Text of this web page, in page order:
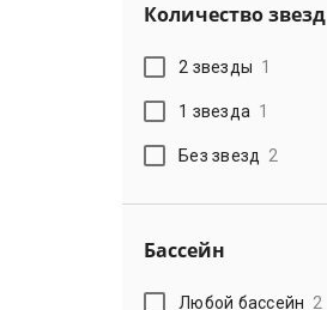
Количество звезд
2 звезды 1
1 звезда 1
Без звезд 2
Бассейн
Любой бассейн 2